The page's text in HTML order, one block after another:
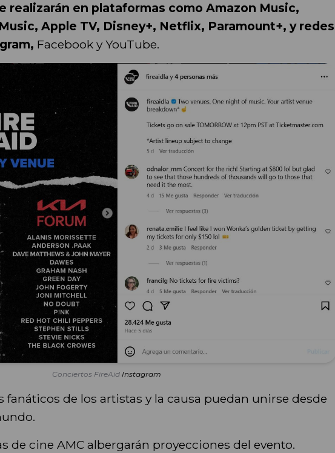
realizarán en plataformas como Amazon Music,
Apple TV, Disney+, Netflix, Paramount+, y redes
Facebook y YouTube.
Conciertos FireAid Instagram
fanáticos de los artistas y la causa puedan unirse desde
de cine AMC albergarán proyecciones del evento.